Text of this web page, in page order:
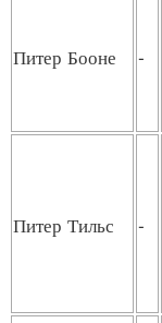
Питер Бооне -
Питер Тильс -